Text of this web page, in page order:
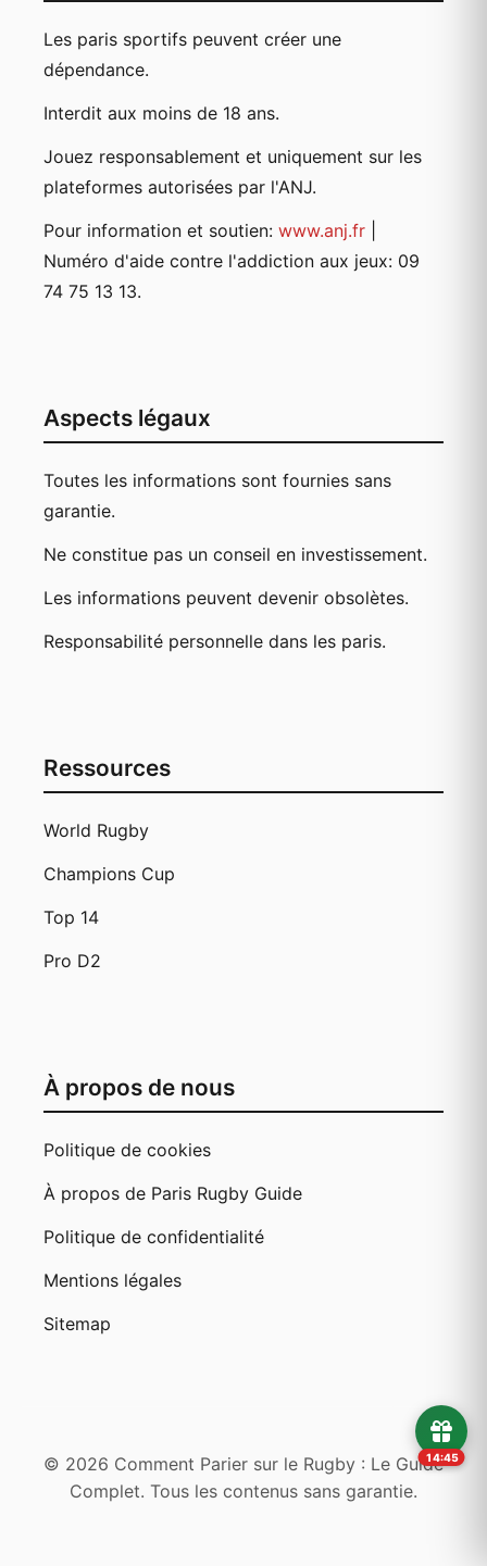
Les paris sportifs peuvent créer une
dépendance.
Interdit aux moins de 18 ans.
Jouez responsablement et uniquement sur les
plateformes autorisées par l'ANJ.
Pour information et soutien: www.anj.fr
Numéro d'aide contre l'addiction aux jeux: 09
74 75 13 13.
Aspects légaux
Toutes les informations sont fournies sans
garantie.
Ne constitue pas un conseil en investissement.
Les informations peuvent devenir obsolètes.
Responsabilité personnelle dans les paris.
Ressources
World Rugby
Champions Cup
Top 14
Pro D2
À propos de nous
Politique de cookies
À propos de Paris Rugby Guide
Politique de confidentialité
Mentions légales
Sitemap
© 2026 Comment Parier sur le Rugby : Le Guide
Complet. Tous les contenus sans garantie.
14:45